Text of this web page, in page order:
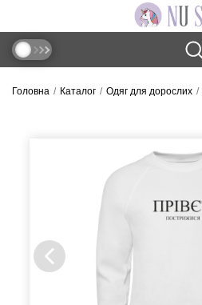
Головна Каталог Одяг для дорослих